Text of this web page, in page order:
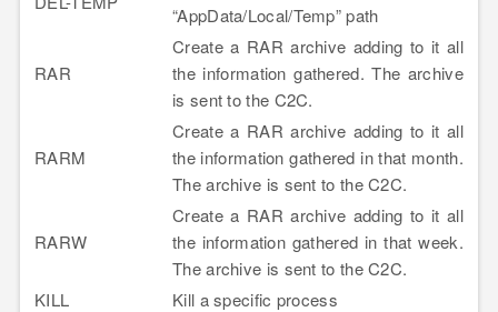
“AppData/Local/Temp” path
RAR
Create a RAR archive adding to it all
the information gathered. The archive
is sent to the C2C.
RARM
Create a RAR archive adding to it all
the information gathered in that month.
The archive is sent to the C2C.
RARW
Create a RAR archive adding to it all
the information gathered in that week.
The archive is sent to the C2C.
KILL
Kill a specific process